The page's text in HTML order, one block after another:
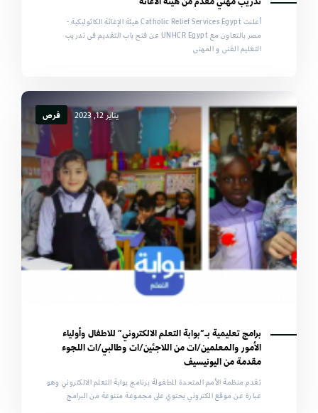
أعلنت Catholic Relief Services Egypt هيئة الإغاثة الكاثوليكية -
مصر بالتعاون مع UNHCR Egypt عن فتح باب التقديم فى تدريب
التعليم الفنى و المهنى
يناير 12, 2023 فرص
برامج تعليمية بـ”بوابة التعلم الالكتروني” للاطفال وأولياء
الأمور والمعلمين/ات من اللاجئين/ات وطالبي/ات اللجوء
مقدمة من اليونيسيف
تقدم منظمة الأمم المتحدة للطفولة برنامج بوابة التعلم الالكتروني وهو
عبارة عن موقع الكتروني يحتوي على مجموعة متنوعة من البرامج